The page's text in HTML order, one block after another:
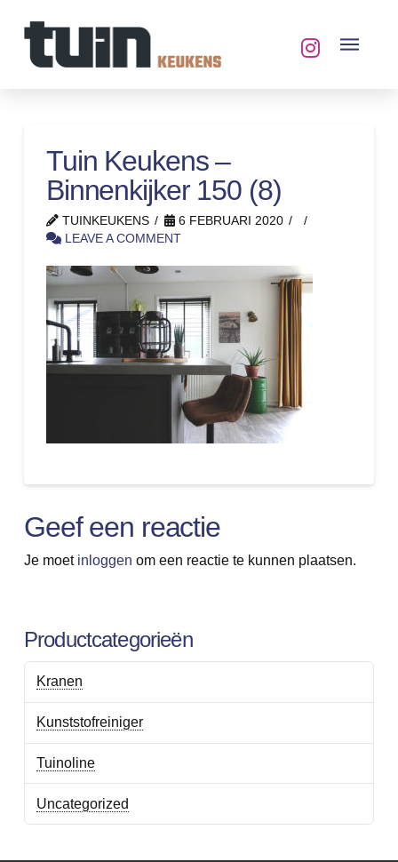
Tuin Keukens –
Binnenkijker 150 (8)
TUINKEUKENS
6 FEBRUARI 2020
LEAVE A COMMENT
Geef een reactie
Je moet inloggen om een reactie te kunnen plaatsen.
Productcategorieën
Kranen
Kunststofreiniger
Tuinoline
Uncategorized